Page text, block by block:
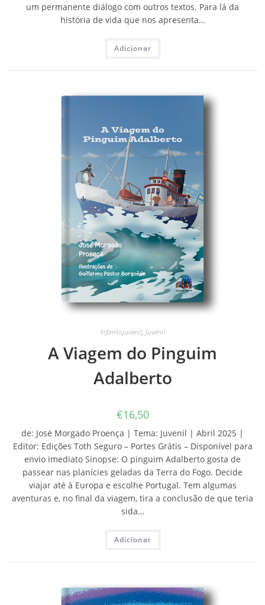
um permanente diálogo com outros textos. Para lá da
história de vida que nos apresenta…
Adicionar
Infantojuvenil, Juvenil
A Viagem do Pinguim
Adalberto
€16,50
de: José Morgado Proença | Tema: Juvenil | Abril 2025 |
Editor: Edições Toth Seguro – Portes Grátis – Disponível para
envio imediato Sinopse: O pinguim Adalberto gosta de
passear nas planícies geladas da Terra do Fogo. Decide
viajar até à Europa e escolhe Portugal. Tem algumas
aventuras e, no final da viagem, tira a conclusão de que teria
sida…
Adicionar